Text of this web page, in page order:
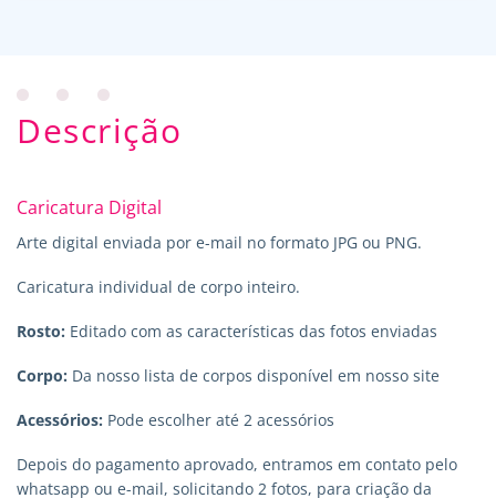
Descrição
Caricatura Digital
Arte digital enviada por e-mail no formato JPG ou PNG.
Caricatura individual de corpo inteiro.
Rosto: Editado com as características das fotos enviadas
Corpo: Da nosso lista de corpos disponível em nosso site
Acessórios: Pode escolher até 2 acessórios
Depois do pagamento aprovado, entramos em contato pelo
whatsapp ou e-mail, solicitando 2 fotos, para criação da